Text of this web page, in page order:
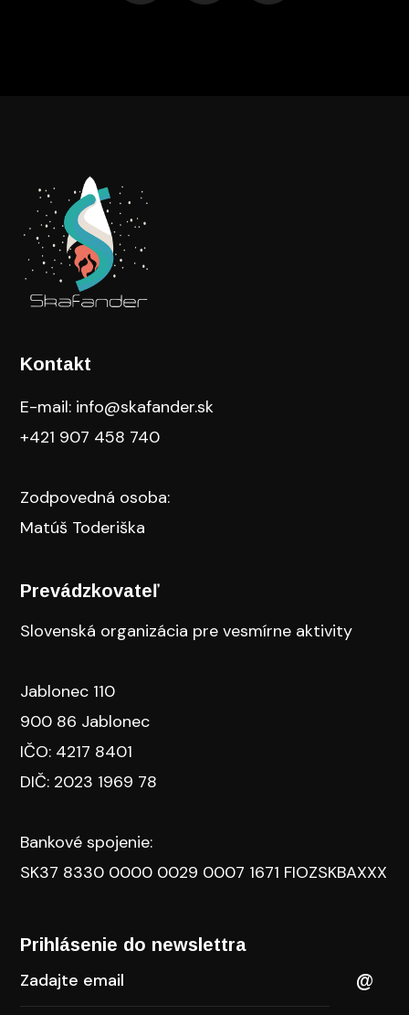
Kontakt
E-mail: info@skafander.sk
+421 907 458 740
Zodpovedná osoba:
Matúš Toderiška
Prevádzkovateľ
Slovenská organizácia pre vesmírne aktivity
Jablonec 110
900 86 Jablonec
IČO: 4217 8401
DIČ: 2023 1969 78
Bankové spojenie:
SK37 8330 0000 0029 0007 1671 FIOZSKBAXXX
Prihlásenie do newslettra​